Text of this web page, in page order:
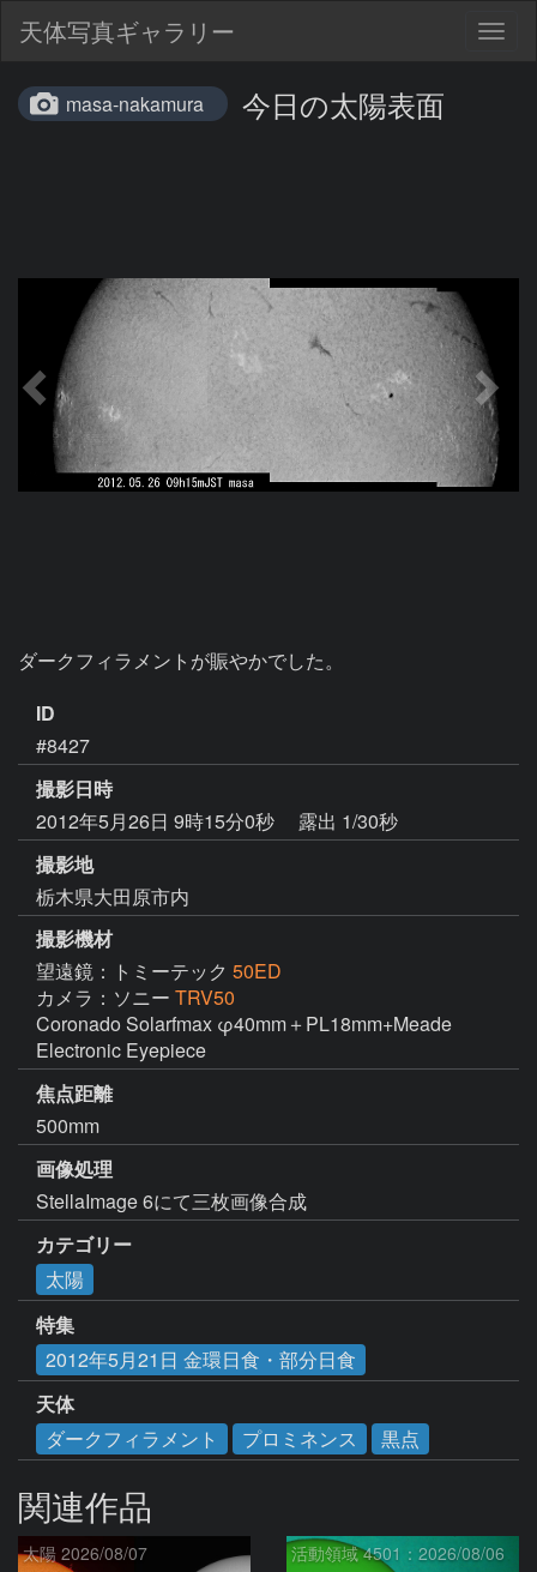
天体写真ギャラリー
masa-nakamura 今日の太陽表面
ダークフィラメントが賑やかでした。
ID
#8427
撮影日時
2012年5月26日 9時15分0秒
露出 1/30秒
撮影地
栃木県大田原市内
撮影機材
望遠鏡：トミーテック 50ED
カメラ：ソニー TRV50
Coronado Solarfmax φ40mm＋PL18mm+Meade
Electronic Eyepiece
焦点距離
500mm
画像処理
StellaImage 6にて三枚画像合成
カテゴリー
太陽
特集
2012年5月21日 金環日食・部分日食
天体
ダークフィラメント
プロミネンス 黒点
関連作品
太陽 2026/08/07 活動領域 4501：2026/08/06